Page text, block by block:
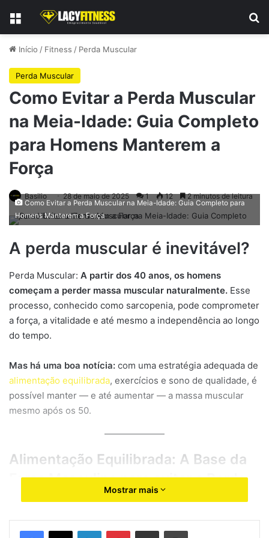
Menu
Início / Fitness / Perda Muscular
Perda Muscular
Como Evitar a Perda Muscular
na Meia-Idade: Guia Completo
para Homens Manterem a
Força
Basilio 28 de maio de 2025 1 12 2 minutos de leitura
Como Evitar a Perda Muscular na Meia-Idade: Guia Completo para
Homens Manterem a Força
A perda muscular é inevitável?
Perda Muscular: A partir dos 40 anos, os homens
começam a perder massa muscular naturalmente. Esse
processo, conhecido como sarcopenia, pode comprometer
a força, a vitalidade e até mesmo a independência ao longo
do tempo.
Mas há uma boa notícia: com uma estratégia adequada de
alimentação equilibrada, exercícios e sono de qualidade, é
possível manter — e até aumentar — a massa muscular
mesmo após os 50.
Alimentação Equilibrada: A Base da
Força Masculina para evitar a Perda
Muscular
A importância das proteínas
Mostrar mais
LinkedinPinterestCompartilhar via e-mail Imprimir